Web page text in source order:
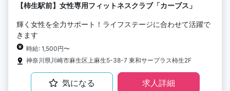
【柿生駅前】女性専用フィットネスクラブ「カーブス」
輝く女性を全力サポート！ライフステージに合わせて活躍で
きます
時給: 1,500円〜
神奈川県川崎市麻生区上麻生5-38-7 東和サープラス柿生2F
気になる 求人詳細